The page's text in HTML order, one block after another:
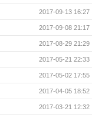
2017-09-13 16:27
2017-09-08 21:17
2017-08-29 21:29
2017-05-21 22:33
2017-05-02 17:55
2017-04-05 18:52
2017-03-21 12:32